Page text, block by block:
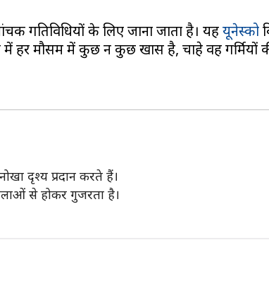
गतिविधियों के लिए जाना जाता है। यहयूनेस्को
मौसम में कुछ न कुछ खास है, चाहे वह गर्मियों की
दृश्य प्रदान करते हैं।
से होकर गुजरता है।